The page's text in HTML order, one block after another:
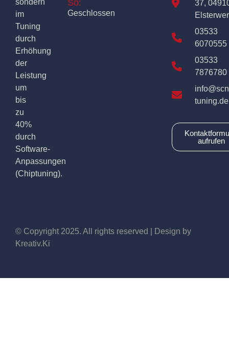
sondern
im
Tuning
durch
Erhöhung
der
Leistung
um
bis
zu
40%
durch
Software-
Anpassungen
(Chiptuning).
So:
Geschlossen
37,
03533
6070555
03533
7876780
tuning.de
aufrufen
© Copyright 2025. All rights reserved | Design by
Kreativ.Ki